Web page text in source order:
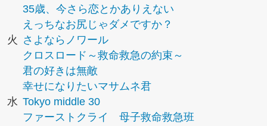
35歳、今さら恋とかありえない
えっちなお尻じゃダメですか？
火
さよならノワール
クロスロード～救命救急の約束～
君の好きは無敵
幸せになりたいマサムネ君
水 Tokyo middle 30
ファーストクライ 母子救命救急班